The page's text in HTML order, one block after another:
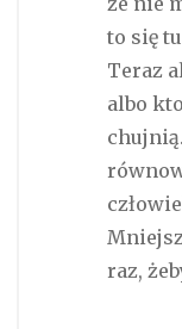
to się
Teraz
albo
raz,